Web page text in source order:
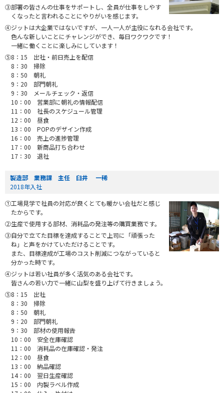
③部署の皆さんの仕事をサポートし、全員が仕事をしやす
くなったと言われることにやりがいを感じます。
④ジットは大企業ではないですが、一人一人が主役になれる会社です。
色んな新しいことにチャレンジができ、毎日ワクワクです！
一緒に働くことに楽しみにしています！
⑤8：15 出社・前日売上を配信
8：30 掃除
8：50 朝礼
9：20 部門朝礼
9：30 メールチェック・返信
10：00 営業部に朝礼の情報配信
11：00 社長のスケジュール管理
12：00 昼食
13：00 POPのデザイン作成
16：00 売上の進捗管理
17：00 新商品打ち合わせ
17：30 退社
製造部 業務課 主任 臼井 一稀
2018年入社
①工場見学で社員の対応が良くとても暖かい会社だと感じ
たからです。
②生産で使用する部材、消耗品の発注等の購買業務です。
③自分で立てた目標を達成することで上司に「頑張った
ね」と声をかけていただけることです。
また、目標達成が工場のコスト削減につながっていると
分かった時です。
④ジットは若い社員が多く活気のある会社です。
皆さんの若い力で一緒に山梨を盛り上げて行きましょう。
⑤8：15 出社
8：30 掃除
8：50 朝礼
9：20 部門朝礼
9：30 部材の使用報告
10：00 安全在庫確認
11：00 消耗品の在庫確認・発注
12：00 昼食
13：00 納品確認
14：00 翌日生産確認
15：00 内製ラベル作成